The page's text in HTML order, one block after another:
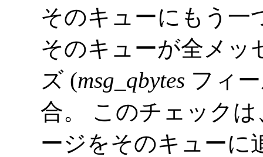
そのキューにもう一
そのキューが全メッ
ズ (msg_qbytes フィ
合。 このチェック
ージをそのキューに